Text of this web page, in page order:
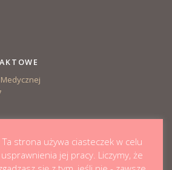
0001 3223 1381
Ta strona używa ciasteczek w celu
usprawnienia jej pracy. Liczymy, że